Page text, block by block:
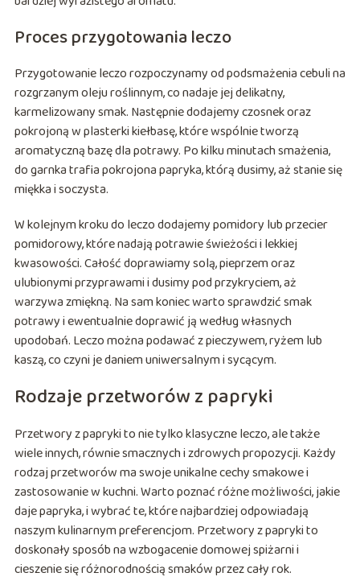
Proces przygotowania leczo
Przygotowanie leczo rozpoczynamy od podsmażenia cebuli na
rozgrzanym oleju roślinnym, co nadaje jej delikatny,
karmelizowany smak. Następnie dodajemy czosnek oraz
pokrojoną w plasterki kiełbasę, które wspólnie tworzą
aromatyczną bazę dla potrawy. Po kilku minutach smażenia,
do garnka trafia pokrojona papryka, którą dusimy, aż stanie się
miękka i soczysta.
W kolejnym kroku do leczo dodajemy pomidory lub przecier
pomidorowy, które nadają potrawie świeżości i lekkiej
kwasowości. Całość doprawiamy solą, pieprzem oraz
ulubionymi przyprawami i dusimy pod przykryciem, aż
warzywa zmiękną. Na sam koniec warto sprawdzić smak
potrawy i ewentualnie doprawić ją według własnych
upodobań. Leczo można podawać z pieczywem, ryżem lub
kaszą, co czyni je daniem uniwersalnym i sycącym.
Rodzaje przetworów z papryki
Przetwory z papryki to nie tylko klasyczne leczo, ale także
wiele innych, równie smacznych i zdrowych propozycji. Każdy
rodzaj przetworów ma swoje unikalne cechy smakowe i
zastosowanie w kuchni. Warto poznać różne możliwości, jakie
daje papryka, i wybrać te, które najbardziej odpowiadają
naszym kulinarnym preferencjom. Przetwory z papryki to
doskonały sposób na wzbogacenie domowej spiżarni i
cieszenie się różnorodnością smaków przez cały rok.